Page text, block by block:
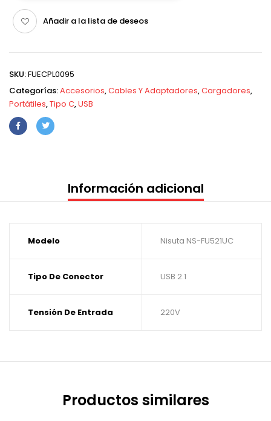
Añadir a la lista de deseos
SKU:FUECPL0095
Categorías:Accesorios,Cables Y Adaptadores,Cargadores,
Portátiles,Tipo C,USB
Información adicional
Modelo Nisuta NS-FU521UC
Tipo De Conector USB 2.1
Tensión De Entrada 220V
Productos similares